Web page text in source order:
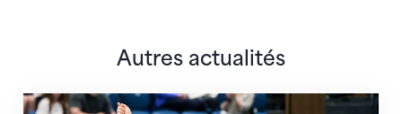
Autres actualités
Prochaine étape : les Championnats du monde